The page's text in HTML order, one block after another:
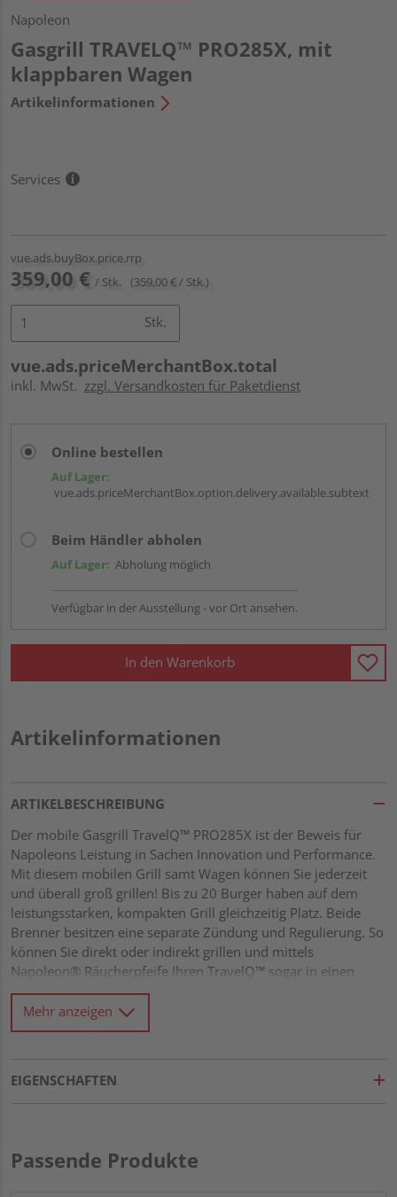
Napoleon
Gasgrill TRAVELQ™ PRO285X, mit
klappbaren Wagen
Artikelinformationen
Services
vue.ads.buyBox.price.rrp
359,00 € / Stk. (359,00 € / Stk.)
Stk.
vue.ads.priceMerchantBox.total
inkl. MwSt. zzgl. Versandkosten für Paketdienst
Online bestellen
Auf Lager:
vue.ads.priceMerchantBox.option.delivery.available.subtext
Beim Händler abholen
Auf Lager: Abholung möglich
Verfügbar in der Ausstellung - vor Ort ansehen.
In den Warenkorb
Artikelinformationen
ARTIKELBESCHREIBUNG
Der mobile Gasgrill TravelQ™ PRO285X ist der Beweis für
Napoleons Leistung in Sachen Innovation und Performance.
Mit diesem mobilen Grill samt Wagen können Sie jederzeit
und überall groß grillen! Bis zu 20 Burger haben auf dem
leistungsstarken, kompakten Grill gleichzeitig Platz. Beide
Brenner besitzen eine separate Zündung und Regulierung. So
können Sie direkt oder indirekt grillen und mittels
Napoleon® Räucherpfeife Ihren TravelQ™ sogar in einen
Smoker verwandeln. Der Grill besitzt außerdem porzellan-
emaillierte WAVE™ Guss-Grillroste. Die Porzellan-
Beschichtung umhüllt das Gusseisen und schützt vor Rost.
Napoleon-Branding. Dank der Form der WAVE™ Grillroste ist
für 5kg Flaschen ausgestattet und damit für Gärten als
Mehr anzeigen
EIGENSCHAFTEN
Passende Produkte